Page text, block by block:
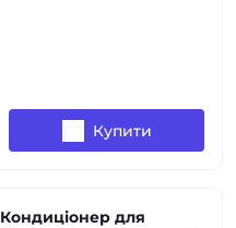
Купити
Кондиціонер для